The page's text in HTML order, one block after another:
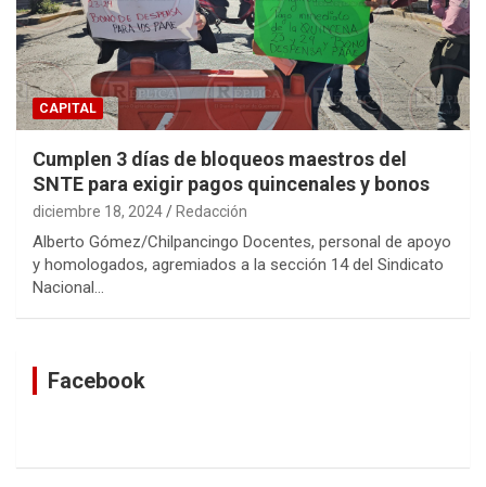
CAPITAL
Cumplen 3 días de bloqueos maestros del
SNTE para exigir pagos quincenales y bonos
diciembre 18, 2024 Redacción
Alberto Gómez/Chilpancingo Docentes, personal de apoyo
y homologados, agremiados a la sección 14 del Sindicato
Nacional…
Facebook